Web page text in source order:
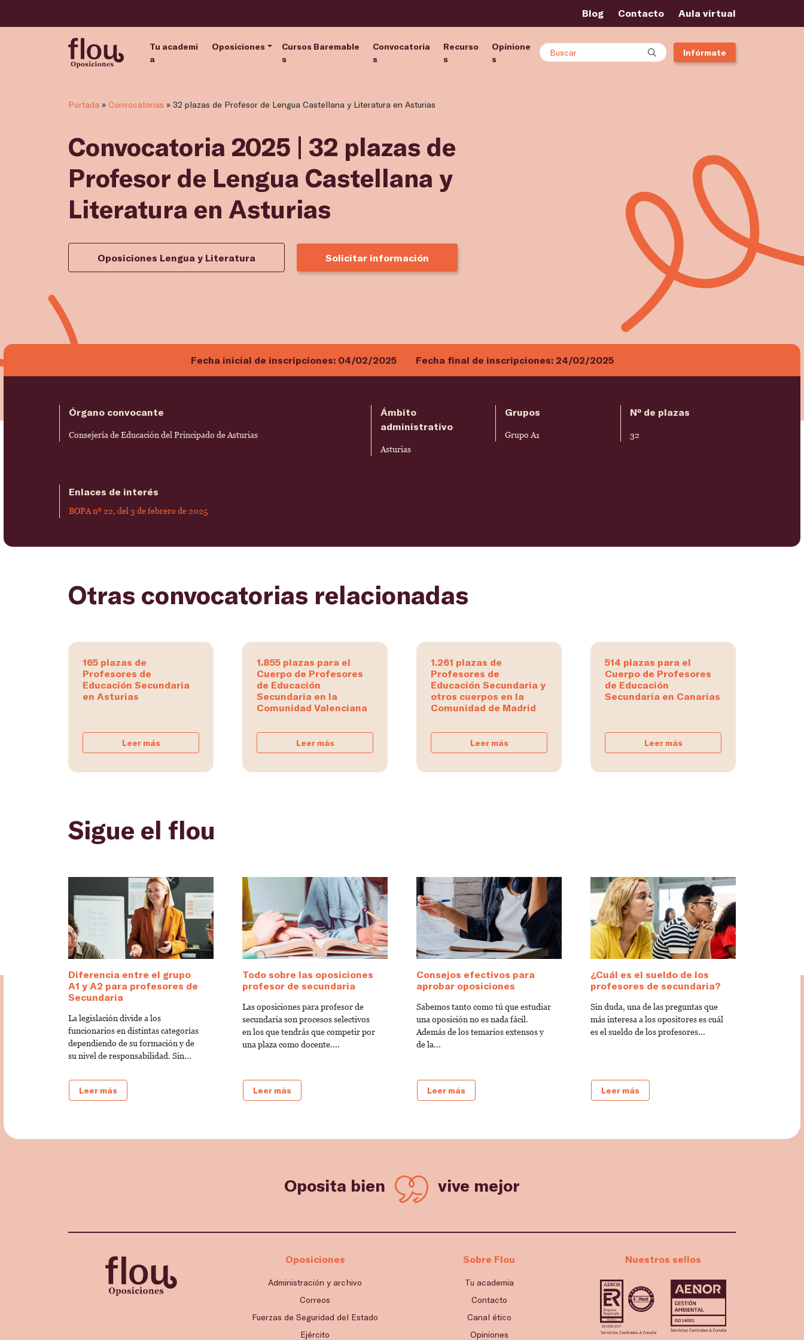
Blog Contacto Aula virtual
Tu academi
a
Oposiciones
Cursos Baremable
s
Convocatoria
s
Recurso
s
Opinione
s
Buscar Infórmate
Portada » Convocatorias » 32 plazas de Profesor de Lengua Castellana y Literatura en Asturias
Convocatoria 2025 | 32 plazas de
Profesor de Lengua Castellana y
Literatura en Asturias
Oposiciones Lengua y Literatura Solicitar información
Fecha inicial de inscripciones: 04/02/2025 Fecha final de inscripciones: 24/02/2025
Órgano convocante
Consejería de Educación del Principado de Asturias
Ámbito
administrativo
Asturias
Grupos
Grupo A1
Nº de plazas
32
Enlaces de interés
BOPA nº 22, del 3 de febrero de 2025
Otras convocatorias relacionadas
165 plazas de
Profesores de
Educación Secundaria
en Asturias
Leer más
1.855 plazas para el
Cuerpo de Profesores
de Educación
Secundaria en la
Comunidad Valenciana
Leer más
1.261 plazas de
Profesores de
Educación Secundaria y
otros cuerpos en la
Comunidad de Madrid
Leer más
514 plazas para el
Cuerpo de Profesores
de Educación
Secundaria en Canarias
Leer más
Sigue el flou
Diferencia entre el grupo
A1 y A2 para profesores de
Secundaria
La legislación divide a los
funcionarios en distintas categorías
dependiendo de su formación y de
su nivel de responsabilidad. Sin...
Leer más
Todo sobre las oposiciones
profesor de secundaria
Las oposiciones para profesor de
secundaria son procesos selectivos
en los que tendrás que competir por
una plaza como docente....
Leer más
Consejos efectivos para
aprobar oposiciones
Sabemos tanto como tú que estudiar
una oposición no es nada fácil.
Además de los temarios extensos y
de la...
Leer más
¿Cuál es el sueldo de los
profesores de secundaria?
Sin duda, una de las preguntas que
más interesa a los opositores es cuál
es el sueldo de los profesores...
Leer más
Oposita bien vive mejor
Oposiciones
Administración y archivo
Correos
Fuerzas de Seguridad del Estado
Ejército
Sobre Flou
Tu academia
Contacto
Canal ético
Opiniones
Nuestros sellos